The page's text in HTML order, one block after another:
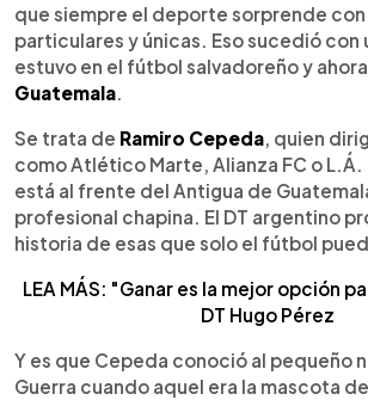
que siempre el deporte sorprende
particulares y únicas. Eso sucedió con
estuvo en el fútbol salvadoreño y
Guatemala.
Se trata de Ramiro Cepeda, quien
como Atlético Marte, Alianza FC o L.Á.
está al frente del Antigua de
profesional chapina. El DT argentino
historia de esas que solo el fútbol
LEA MÁS: "Ganar es la mejor opción
DT Hugo Pérez
Y es que Cepeda conoció al pequeño
Guerra cuando aquel era la mascota